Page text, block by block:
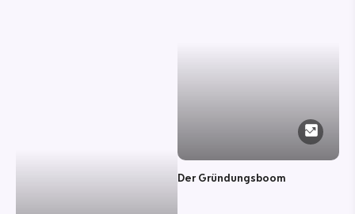
Der Gründungsboom